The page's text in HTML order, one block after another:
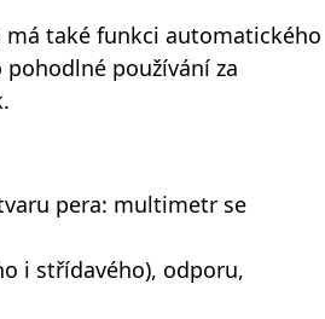
také funkci automatického
používání za
pera: multimetr se
i střídavého), odporu,